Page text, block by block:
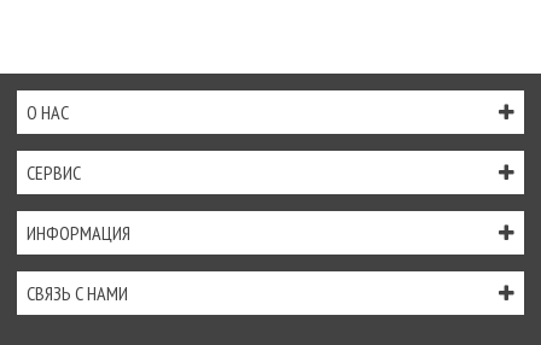
О НАС
СЕРВИС
ИНФОРМАЦИЯ
СВЯЗЬ С НАМИ